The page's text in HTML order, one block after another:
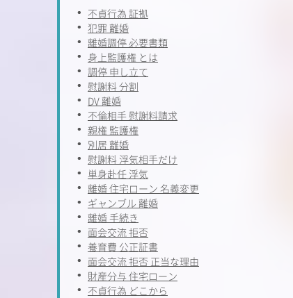
不貞行為 証拠
犯罪 離婚
離婚調停 必要書類
身上監護権 とは
調停 申し立て
慰謝料 分割
DV 離婚
不倫相手 慰謝料請求
親権 監護権
別居 離婚
慰謝料 浮気相手だけ
単身赴任 浮気
離婚 住宅ローン 名義変更
ギャンブル 離婚
離婚 手続き
面会交流 拒否
養育費 公正証書
面会交流 拒否 正当な理由
財産分与 住宅ローン
不貞行為 どこから